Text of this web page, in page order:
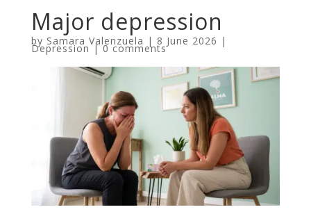
Major depression
by Samara Valenzuela | 8 June 2026 |
Depression |0 comments